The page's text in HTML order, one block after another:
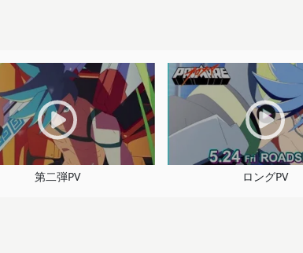
第二弾PV ロングPV